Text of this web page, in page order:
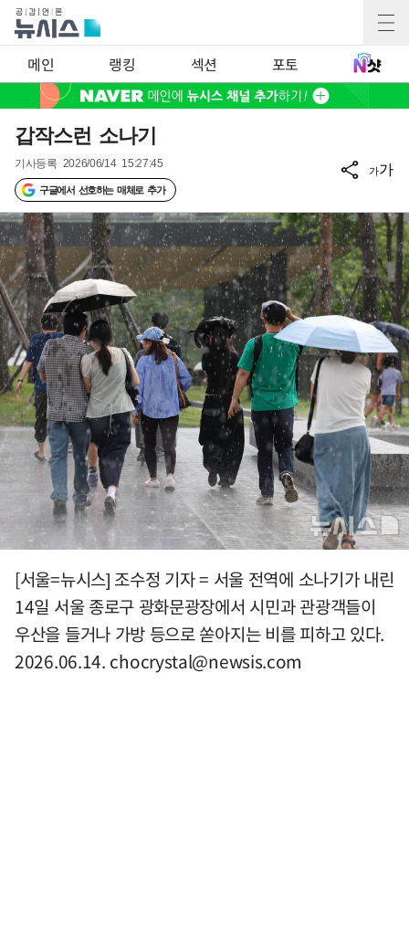
메인 랭킹 섹션 포토
갑작스런 소나기
기사등록 2026/06/14 15:27:45
구글에서 선호하는 매체로 추가
가가
[서울=뉴시스] 조수정 기자 = 서울 전역에 소나기가 내린
14일 서울 종로구 광화문광장에서 시민과 관광객들이
우산을 들거나 가방 등으로 쏟아지는 비를 피하고 있다.
2026.06.14. chocrystal@newsis.com